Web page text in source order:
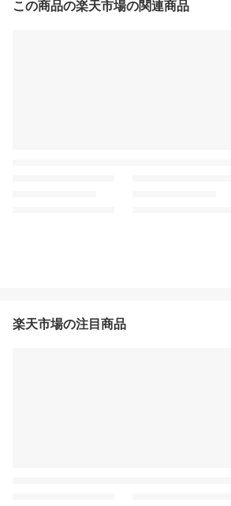
この商品の楽天市場の関連商品
楽天市場の注目商品